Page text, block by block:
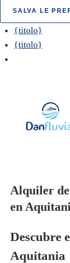
SALVA LE
{titolo}
{titolo}
Alquiler
en
Descubre
Aquitania